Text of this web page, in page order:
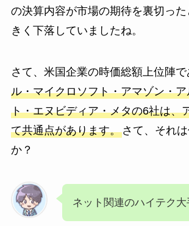
の決算内容が市場の期待を裏切っ
きく下落していましたね。
さて、米国企業の時価総額上位陣で
ル・マイクロソフト・アマゾン・
ト・エヌビディア・メタの6社は、
て共通点があります。さて、それ
か？
ネット関連のハイテク大